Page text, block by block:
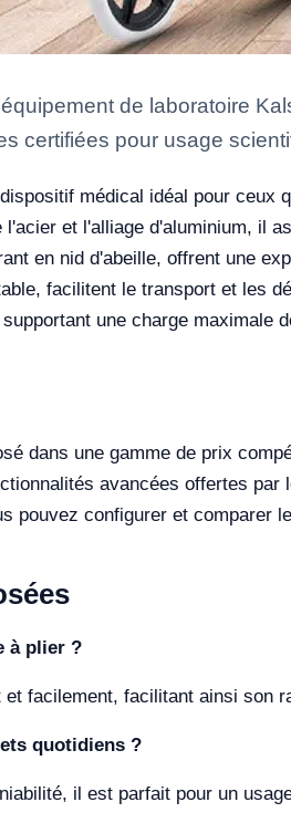
de laboratoire
certifiées pour usage
médical idéal pour ceux
et l'alliage d'aluminium, il
en nid d'abeille, offrent une
facilitent le transport et les
une charge maximale
dans une gamme de prix
avancées offertes
pouvez configurer et comparer
à plier ?
facilement, facilitant ainsi son
quotidiens ?
il est parfait pour un